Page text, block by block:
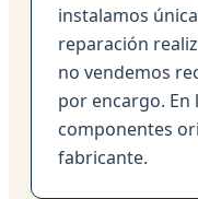
instalamos
reparación
no vendemos
por encargo. En
componentes
fabricante.